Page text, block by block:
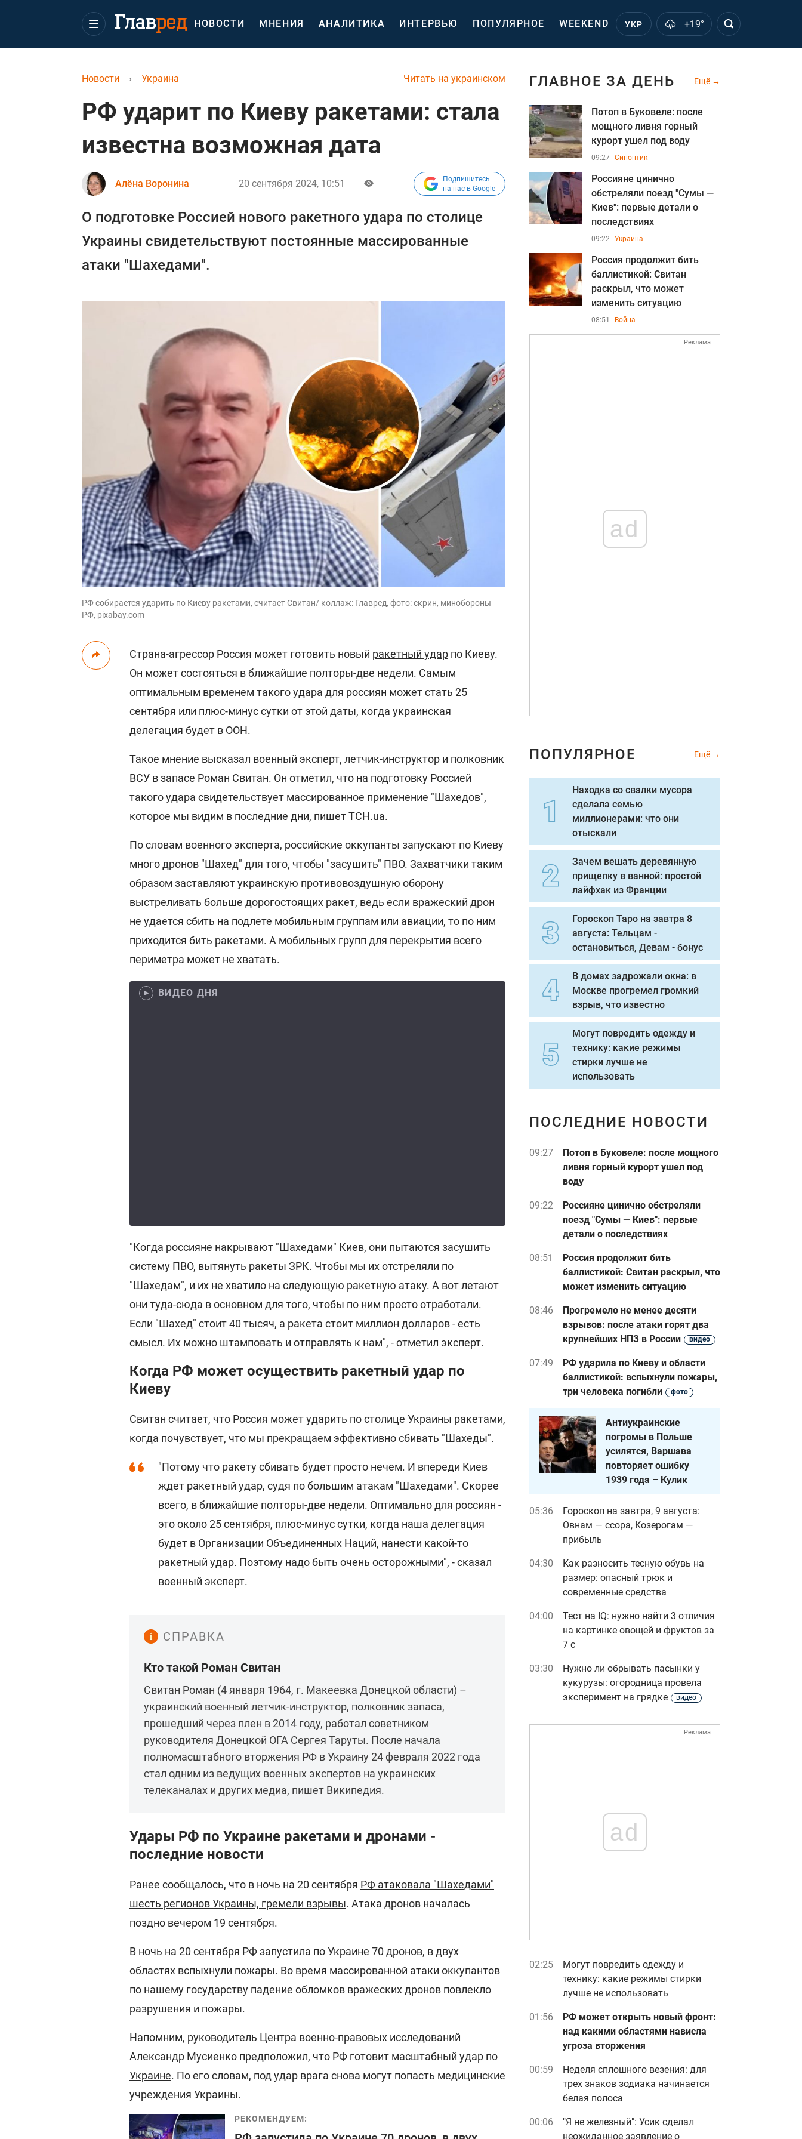
НОВОСТИ МНЕНИЯ АНАЛИТИКА ИНТЕРВЬЮ ПОПУЛЯРНОЕ WEEKEND УКР +19°
Читать на украинском
Новости › Украина
РФ ударит по Киеву ракетами: стала
известна возможная дата
Алёна Воронина 20 сентября 2024, 10:51
Подпишитесь
на нас в Google
О подготовке Россией нового ракетного удара по столице
Украины свидетельствуют постоянные массированные
атаки "Шахедами".
РФ собирается ударить по Киеву ракетами, считает Свитан/ коллаж: Главред, фото: скрин, минобороны
РФ, pixabay.com
Страна-агрессор Россия может готовить новый ракетный удар по Киеву.
Он может состояться в ближайшие полторы-две недели. Самым
оптимальным временем такого удара для россиян может стать 25
сентября или плюс-минус сутки от этой даты, когда украинская
делегация будет в ООН.
Такое мнение высказал военный эксперт, летчик-инструктор и полковник
ВСУ в запасе Роман Свитан. Он отметил, что на подготовку Россией
такого удара свидетельствует массированное применение "Шахедов",
которое мы видим в последние дни, пишетТСН.ua.
По словам военного эксперта, российские оккупанты запускают по Киеву
много дронов "Шахед" для того, чтобы "засушить" ПВО. Захватчики таким
образом заставляют украинскую противовоздушную оборону
выстреливать больше дорогостоящих ракет, ведь если вражеский дрон
не удается сбить на подлете мобильным группам или авиации, то по ним
приходится бить ракетами. А мобильных групп для перекрытия всего
периметра может не хватать.
ВИДЕО ДНЯ
"Когда россияне накрывают "Шахедами" Киев, они пытаются засушить
систему ПВО, вытянуть ракеты ЗРК. Чтобы мы их отстреляли по
"Шахедам", и их не хватило на следующую ракетную атаку. А вот летают
они туда-сюда в основном для того, чтобы по ним просто отработали.
Если "Шахед" стоит 40 тысяч, а ракета стоит миллион долларов - есть
смысл. Их можно штамповать и отправлять к нам", - отметил эксперт.
Когда РФ может осуществить ракетный удар по
Киеву
Свитан считает, что Россия может ударить по столице Украины ракетами,
когда почувствует, что мы прекращаем эффективно сбивать "Шахеды".
"Потому что ракету сбивать будет просто нечем. И впереди Киев
ждет ракетный удар, судя по большим атакам "Шахедами". Скорее
всего, в ближайшие полторы-две недели. Оптимально для россиян -
это около 25 сентября, плюс-минус сутки, когда наша делегация
будет в Организации Объединенных Наций, нанести какой-то
ракетный удар. Поэтому надо быть очень осторожными", - сказал
военный эксперт.
СПРАВКА
Кто такой Роман Свитан
Свитан Роман (4 января 1964, г. Макеевка Донецкой области) –
украинский военный летчик-инструктор, полковник запаса,
прошедший через плен в 2014 году, работал советником
руководителя Донецкой ОГА Сергея Таруты. После начала
полномасштабного вторжения РФ в Украину 24 февраля 2022 года
стал одним из ведущих военных экспертов на украинских
телеканалах и других медиа, пишет Википедия.
Удары РФ по Украине ракетами и дронами -
последние новости
Ранее сообщалось, что в ночь на 20 сентября РФ атаковала "Шахедами"
шесть регионов Украины, гремели взрывы. Атака дронов началась
поздно вечером 19 сентября.
В ночь на 20 сентября РФ запустила по Украине 70 дронов, в двух
областях вспыхнули пожары. Во время массированной атаки оккупантов
по нашему государству падение обломков вражеских дронов повлекло
разрушения и пожары.
Напомним, руководитель Центра военно-правовых исследований
Александр Мусиенко предположил, что РФ готовит масштабный удар по
Украине. По его словам, под удар врага снова могут попасть медицинские
учреждения Украины.
РЕКОМЕНДУЕМ:
ГЛАВНОЕ ЗА ДЕНЬ Ещё
Потоп в Буковеле: после
мощного ливня горный
курорт ушел под воду
09:27 Синоптик
Россияне цинично
обстреляли поезд "Сумы —
Киев": первые детали о
последствиях
09:22 Украина
Россия продолжит бить
баллистикой: Свитан
раскрыл, что может
изменить ситуацию
08:51 Война
Реклама
ad
ПОПУЛЯРНОЕ Ещё
Находка со свалки мусора
сделала семью
миллионерами: что они
отыскали
Зачем вешать деревянную
прищепку в ванной: простой
лайфхак из Франции
Гороскоп Таро на завтра 8
августа: Тельцам -
остановиться, Девам - бонус
В домах задрожали окна: в
Москве прогремел громкий
взрыв, что известно
Могут повредить одежду и
технику: какие режимы
стирки лучше не
использовать
ПОСЛЕДНИЕ НОВОСТИ
09:27
Потоп в Буковеле: после мощного
ливня горный курорт ушел под
воду
09:22
Россияне цинично обстреляли
поезд "Сумы — Киев": первые
детали о последствиях
08:51
Россия продолжит бить
баллистикой: Свитан раскрыл, что
может изменить ситуацию
08:46
Прогремело не менее десяти
взрывов: после атаки горят два
крупнейших НПЗ в России
видео
07:49
РФ ударила по Киеву и области
баллистикой: вспыхнули пожары,
три человека погибли
фото
Антиукраинские
погромы в Польше
усилятся, Варшава
повторяет ошибку
1939 года – Кулик
05:36
Гороскоп на завтра, 9 августа:
Овнам — ссора, Козерогам —
прибыль
04:30
Как разносить тесную обувь на
размер: опасный трюк и
современные средства
04:00
Тест на IQ: нужно найти 3 отличия
на картинке овощей и фруктов за
7 с
03:30
Нужно ли обрывать пасынки у
кукурузы: огородница провела
эксперимент на грядке
видео
Реклама
ad
02:25
Могут повредить одежду и
технику: какие режимы стирки
лучше не использовать
01:56
РФ может открыть новый фронт:
над какими областями нависла
угроза вторжения
00:59
Неделя сплошного везения: для
трех знаков зодиака начинается
белая полоса
00:06
"Я не железный": Усик сделал
неожиданное заявление о